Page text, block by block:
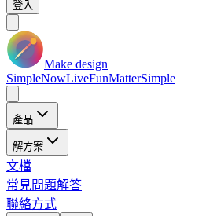
登入
Make design
SimpleNowLiveFunMatterSimple
產品
解方案
文檔
常見問題解答
聯絡方式